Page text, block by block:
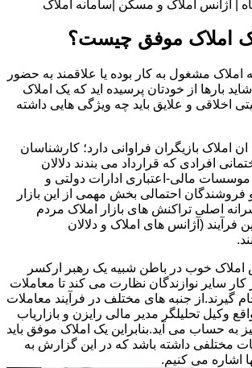
| آژانس املاک و مسکن |سامانه املاک
املاک موفق چیست؟
مشغول به کار بوده یا علاقمند به حضور
بارها از خودتان پرسیده اید که یک املاک
اخلاقی و علایق باید چه ویژگی هایی داشته
املاک بازیگران فراوانی دارد؛ کارشناسان
افرادی که قرارداد می بندند دلالان
موسسات مالی-اعتباری ادارات دولتی و
فروشندگان احتمالی بخش مهمی از این بازار
اصلی تراکنش های بازار املاک مردم
فرآیند (آژانس های املاک و دلالان
خوب در باطن شبیه یک رهبر ارکسر
سایر نوازندگان نظارت می کند تا معاملات
گیرند.از جنبه های مختلف در فرآیند معاملات
وکیل تحلیلگر مدیر مالی رایزن و بازاریاب
به حساب می آید.بنابراین یک املاک موفق باید
مختلفی داشته باشد که در این گزارش به
اشاره می کنیم.